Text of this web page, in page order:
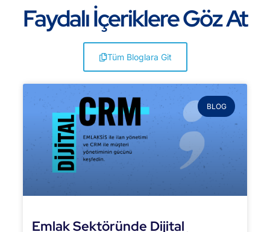
Faydalı İçeriklere Göz At
Tüm Bloglara Git
BLOG
Emlak Sektöründe Dijital